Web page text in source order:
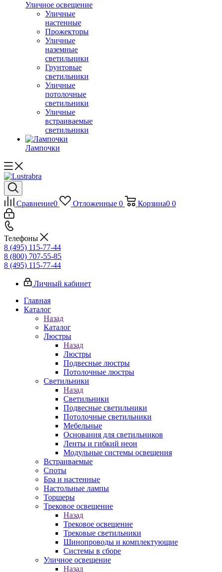
Уличное освещение
Уличные
настенные
Прожекторы
Уличные
наземные
светильники
Грунтовые
светильники
Уличные
потолочные
светильники
Уличные
встраиваемые
светильники
Лампочки
Сравнение0 Отложенные 0 Корзина0 0
Телефоны
8 (495) 115-77-44
8 (800) 707-55-85
8 (495) 115-77-44
Личный кабинет
Главная
Каталог
Назад
Каталог
Люстры
Назад
Люстры
Подвесные люстры
Потолочные люстры
Светильники
Назад
Светильники
Подвесные светильники
Потолочные светильники
Мебельные
Основания для светильников
Ленты и гибкий неон
Модульные системы освещения
Встраиваемые
Споты
Бра и настенные
Настольные лампы
Торшеры
Трековое освещение
Назад
Трековое освещение
Трековые светильники
Шинопроводы и комплектующие
Системы в сборе
Уличное освещение
Назад